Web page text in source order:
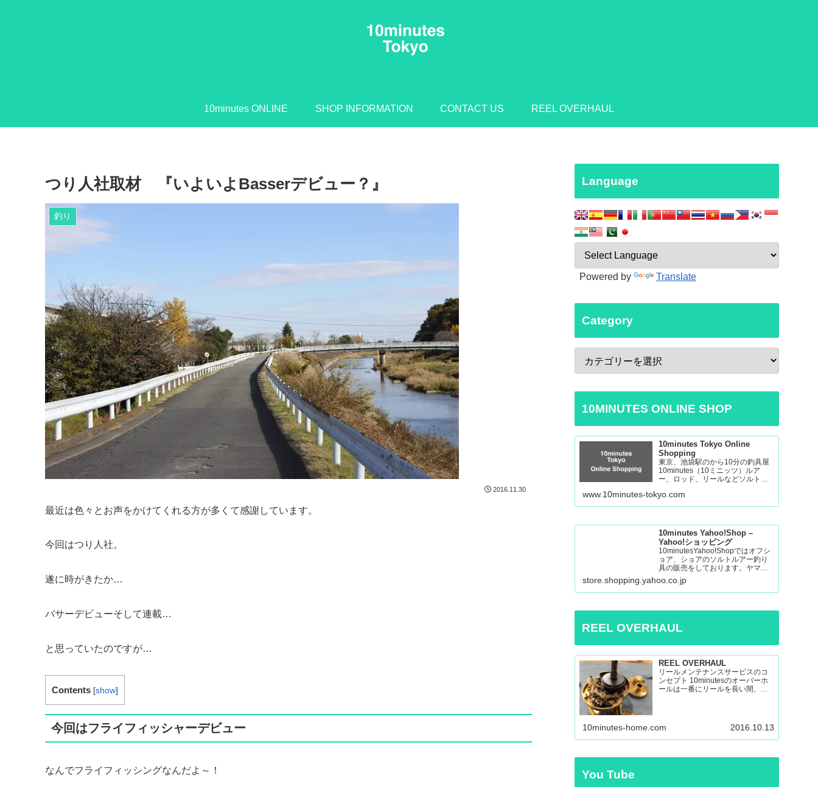
10minutes ONLINE SHOP INFORMATION CONTACT US REEL OVERHAUL
つり人社取材 『いよいよBasserデビュー？』
釣り
2016.11.30
最近は色々とお声をかけてくれる方が多くて感謝しています。
今回はつり人社。
遂に時がきたか…
バサーデビューそして連載…
と思っていたのですが…
Contents [show]
今回はフライフィッシャーデビュー
なんでフライフィッシングなんだよ～！
Language
Powered by Translate
Category
10MINUTES ONLINE SHOP
10minutes Tokyo Online
Shopping
東京、池袋駅のから10分の釣具屋
10minutes（10ミニッツ）ルア
ー、ロッド、リールなどソルトゲ
えております。 Fishing Tackle
Shop in Tokyo Ikebukuro
www.10minutes-tokyo.com
10minutes Yahoo!Shop –
Yahoo!ショッピング
10minutesYahoo!Shopではオフシ
ョア、ショアのソルトルアー釣り
具の販売をしております。ヤマガ
ブランクス、ネイチャーボーイ
ズ、パッションズ、マシオな
ど:10minutes Yahoo!Shop – 通販 –
store.shopping.yahoo.co.jp
REEL OVERHAUL
REEL OVERHAUL
リールメンテナンスサービスのコ
ンセプト 10minutesのオーバーホ
ールは一番にリールを長い間、い
ルの原因はケミカルの劣化による
パーツの保護機能の...
10minutes-home.com 2016.10.13
You Tube